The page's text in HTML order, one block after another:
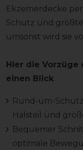
Ekzemerdecke
Schutz und
umsonst wird sie
Hier die Vorzüge
einen Blick
Rund-um-
Halsteil und
Bequemer
optimale